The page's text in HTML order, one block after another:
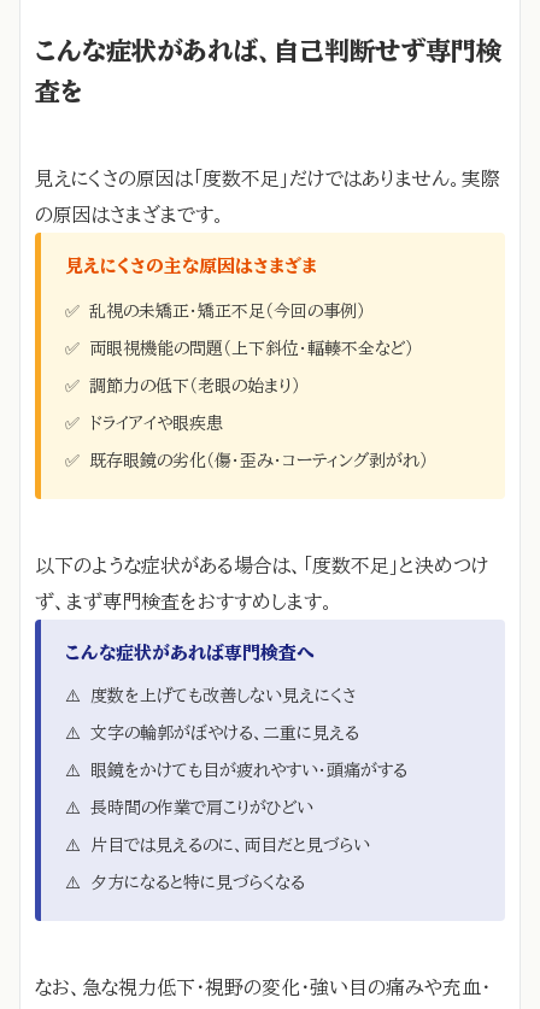
こんな症状があれば、自己判断せず専門検
査を
見えにくさの原因は「度数不足」だけではありません。実際
の原因はさまざまです。
見えにくさの主な原因はさまざま
✅ 乱視の未矯正・矯正不足（今回の事例）
✅ 両眼視機能の問題（上下斜位・輻輳不全など）
✅ 調節力の低下（老眼の始まり）
✅ ドライアイや眼疾患
✅ 既存眼鏡の劣化（傷・歪み・コーティング剥がれ）
以下のような症状がある場合は、「度数不足」と決めつけ
ず、まず専門検査をおすすめします。
こんな症状があれば専門検査へ
⚠️ 度数を上げても改善しない見えにくさ
⚠️ 文字の輪郭がぼやける、二重に見える
⚠️ 眼鏡をかけても目が疲れやすい・頭痛がする
⚠️ 長時間の作業で肩こりがひどい
⚠️ 片目では見えるのに、両目だと見づらい
⚠️ 夕方になると特に見づらくなる
なお、急な視力低下・視野の変化・強い目の痛みや充血・